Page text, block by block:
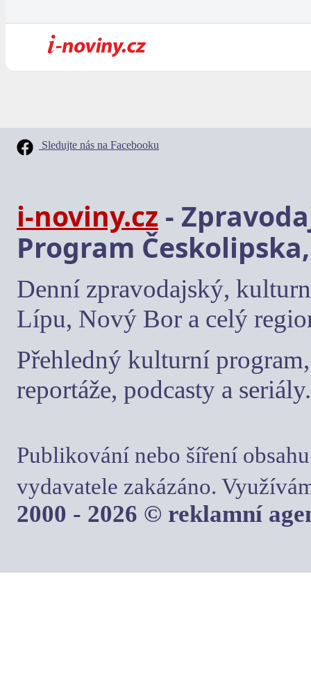
Sledujte nás na Facebooku
i-noviny.cz -
Program
Denní zpravodajský,
Lípu, Nový Bor a celý
Přehledný kulturní
reportáže, podcasty a seriály.
Publikování nebo šíření
vydavatele zakázáno.
2000 - 2026 © reklamní